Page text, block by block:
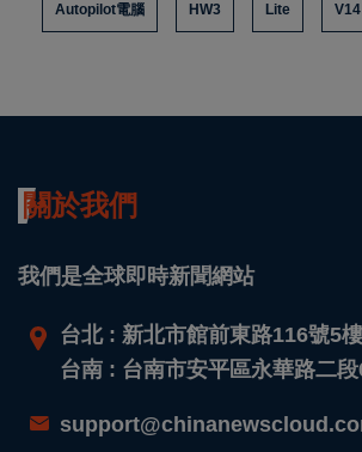
Autopilot電腦 HW3 Lite V14
關於我們
我們是全球即時新聞網站
台北 : 新北市館前東路116號5
台南 : 台南市安平區永華路二